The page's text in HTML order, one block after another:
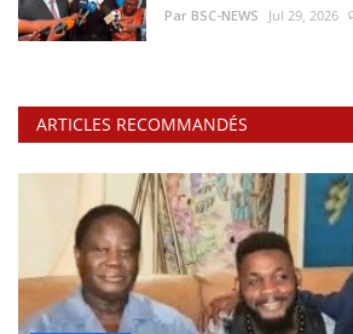
Par BSC-NEWS Jul 29, 2026
ARTICLES RECOMMANDÉS